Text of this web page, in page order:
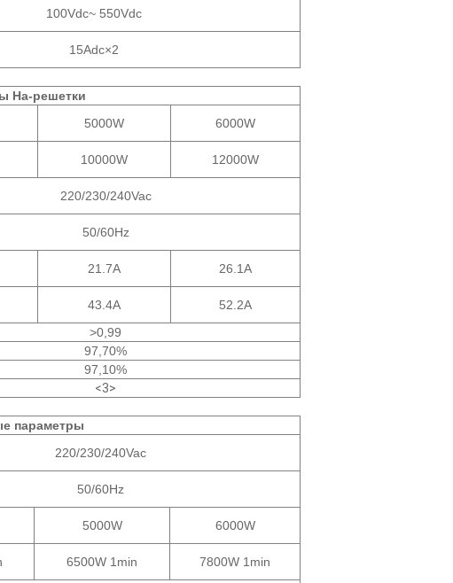
100Vdc~ 550Vdc
15Adc×2
На-решетки
5000W
6000W
10000W
12000W
220/230/240Vac
50/60Hz
21.7A
26.1A
43.4A
52.2A
>0,99
97,70%
97,10%
<3>
параметры
220/230/240Vac
50/60Hz
5000W
6000W
6500W 1min
7800W 1min